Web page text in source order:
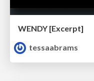
WENDY [Excerpt]
tessaabrams